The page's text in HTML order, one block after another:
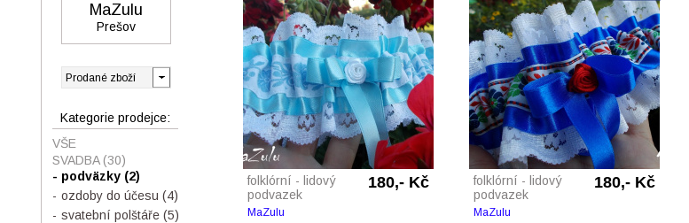
folklórní - lidový
podvazek
180,- Kč
MaZulu
folklórní - lidový
podvazek
180,- Kč
MaZulu
MaZulu
Prešov
Kategorie prodejce:
VŠE
SVADBA(30)
podväzky (2)
ozdoby do účesu (4)
svatební polštáře (5)